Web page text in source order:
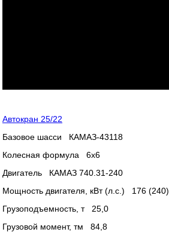
Автокран 25/22
Базовое шасси КАМАЗ-43118
Колесная формула 6х6
Двигатель КАМАЗ 740.31-240
Мощность двигателя, кВт (л.с.) 176 (240)
Грузоподъемность, т 25,0
Грузовой момент, тм 84,8